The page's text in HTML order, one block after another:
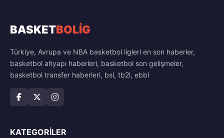
BASKETBOLİG
Türkiye, Avrupa ve NBA basketbol ligleri en son haberler,
basketbol altyapı haberleri, basketbol son gelişmeler,
basketbol transfer haberleri, bsl, tb2l, ebbl
KATEGORILER